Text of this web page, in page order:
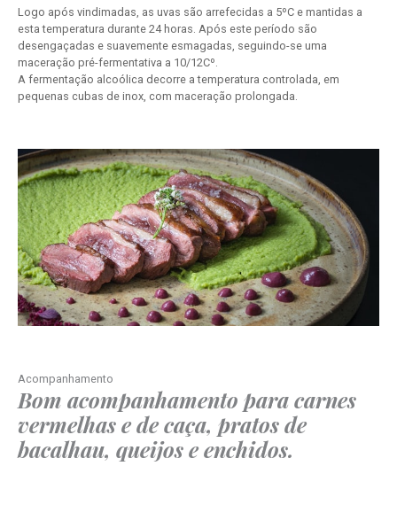
Logo após vindimadas, as uvas são arrefecidas a 5ºC e mantidas a
esta temperatura durante 24 horas. Após este período são
desengaçadas e suavemente esmagadas, seguindo-se uma
maceração pré-fermentativa a 10/12Cº.
A fermentação alcoólica decorre a temperatura controlada, em
pequenas cubas de inox, com maceração prolongada.
Acompanhamento
Bom acompanhamento para carnes
vermelhas e de caça, pratos de
bacalhau, queijos e enchidos.